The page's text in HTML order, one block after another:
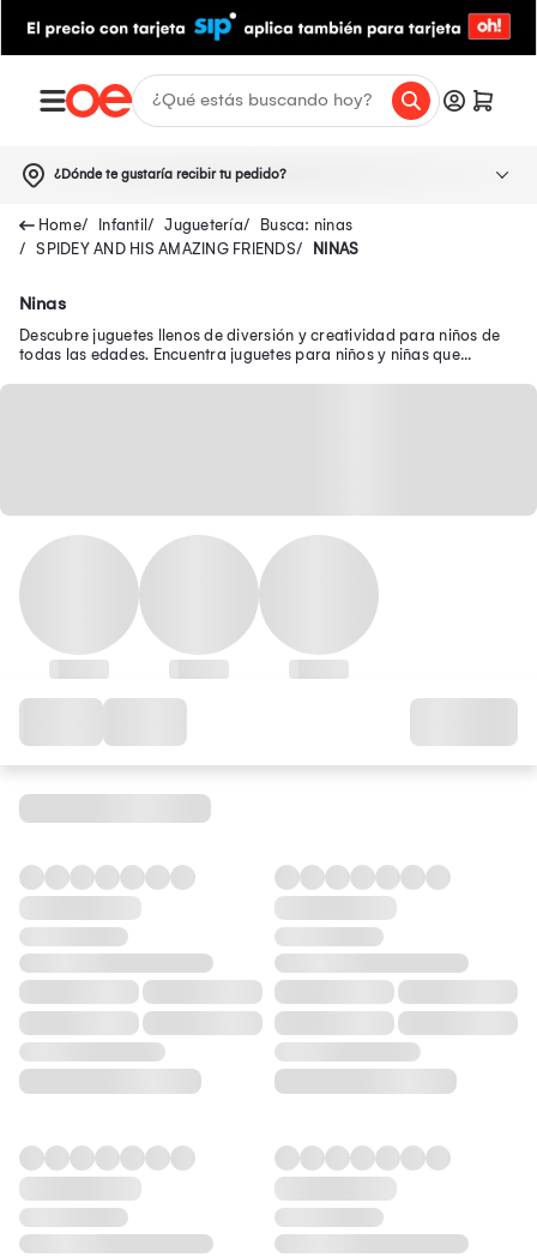
¿Dónde te gustaría recibir tu pedido?
Infantil Juguetería
Busca: ninas
SPIDEY AND HIS AMAZING FRIENDS
NINAS
Ninas
Descubre juguetes llenos de diversión y creatividad para niños de
todas las edades. Encuentra juguetes para niños y niñas que